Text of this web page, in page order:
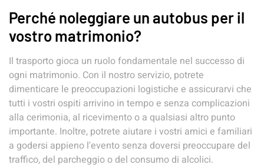
Perché noleggiare un autobus per il
vostro matrimonio?
Il trasporto gioca un ruolo fondamentale nel successo di
ogni matrimonio. Con il nostro servizio, potrete
dimenticare le preoccupazioni logistiche e assicurarvi che
tutti i vostri ospiti arrivino in tempo e senza complicazioni
alla cerimonia, al ricevimento o a qualsiasi altro punto
importante. Inoltre, potrete aiutare i vostri amici e familiari
a godersi appieno l'evento senza doversi preoccupare del
traffico, del parcheggio o del consumo di alcolici.